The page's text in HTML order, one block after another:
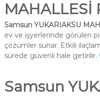
Samsun YUKARIAKSU
ev ve işyerlerinde görülen
çözümler sunar. Etkili
sürede güvenli hale getirilir.
Samsun